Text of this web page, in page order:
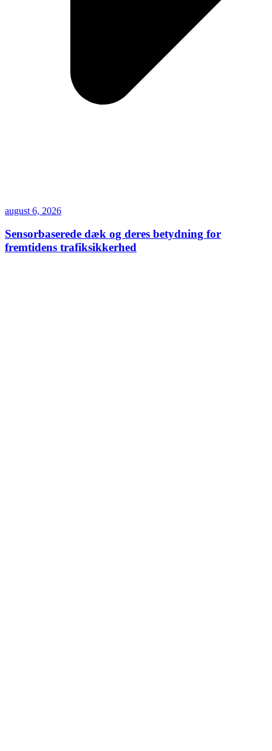
august 6, 2026
Sensorbaserede dæk og deres betydning for
fremtidens trafiksikkerhed